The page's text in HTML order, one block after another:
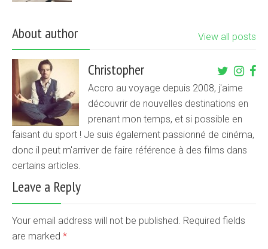
About author View all posts
Christopher
Accro au voyage depuis 2008, j'aime
découvrir de nouvelles destinations en
prenant mon temps, et si possible en
faisant du sport ! Je suis également passionné de cinéma,
donc il peut m'arriver de faire référence à des films dans
certains articles.
Leave a Reply
Your email address will not be published. Required fields
are marked *